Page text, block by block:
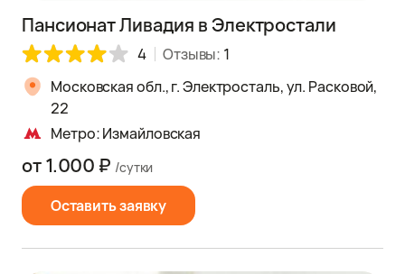
Пансионат Ливадия в Электростали
4 Отзывы: 1
Московская обл., г. Электросталь, ул. Расковой,
22
Метро: Измайловская
Оставить заявку
от 1.000 ₽ /сутки